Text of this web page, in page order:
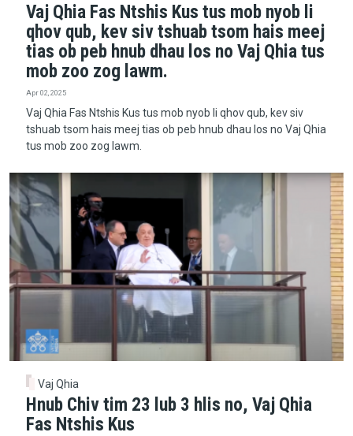
Vaj Qhia Fas Ntshis Kus tus mob nyob li
qhov qub, kev siv tshuab tsom hais meej
tias ob peb hnub dhau los no Vaj Qhia tus
mob zoo zog lawm.
Apr 02, 2025
Vaj Qhia Fas Ntshis Kus tus mob nyob li qhov qub, kev siv
tshuab tsom hais meej tias ob peb hnub dhau los no Vaj Qhia
tus mob zoo zog lawm.
Vaj Qhia
Hnub Chiv tim 23 lub 3 hlis no, Vaj Qhia
Fas Ntshis Kus